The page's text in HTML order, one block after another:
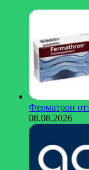
Ферматрон
08.08.2026